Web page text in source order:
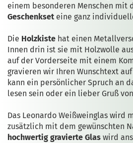
einem besonderen Menschen mit
Geschenkset eine ganz
Die Holzkiste hat einen
Innen drin ist sie mit Holzwolle
auf der Vorderseite mit einem
gravieren wir Ihren Wunschtext
kann ein persönlicher Spruch an
lesen sein oder ein lieber Gruß
Das Leonardo Weißweinglas wird
zusätzlich mit dem gewünschten
hochwertig gravierte Glas wird